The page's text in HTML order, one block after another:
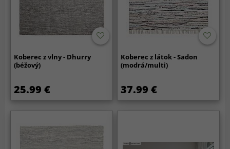
Koberec z vlny - Dhurry
(béžový)
25.99 €
Koberec z látok - Sadon
(modrá/multi)
37.99 €